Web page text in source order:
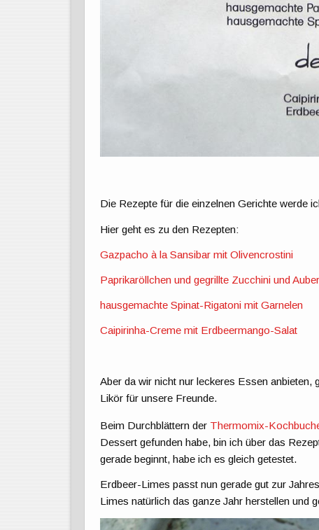
Die Rezepte für die einzelnen Gerichte werde
Hier geht es zu den Rezepten:
Gazpacho à la Sansibar mit Olivencrostini
Paprikaröllchen und gegrillte Zucchini und
hausgemachte Spinat-Rigatoni mit Garnelen
Caipirinha-Creme mit Erdbeermango-Salat
Aber da wir nicht nur leckeres Essen
Likör für unsere Freunde.
Beim Durchblättern der Thermomix-
Dessert gefunden habe, bin ich über das
gerade beginnt, habe ich es gleich getestet.
Erdbeer-Limes passt nun gerade gut zur
Limes natürlich das ganze Jahr herstellen und